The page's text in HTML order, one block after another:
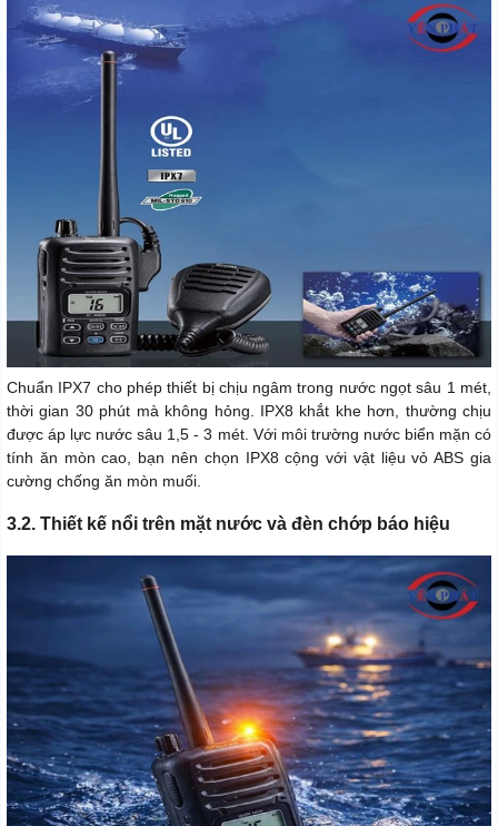
Chuẩn IPX7 cho phép thiết bị chịu ngâm trong nước ngọt sâu 1 mét,
thời gian 30 phút mà không hỏng. IPX8 khắt khe hơn, thường chịu
được áp lực nước sâu 1,5 - 3 mét. Với môi trường nước biển mặn có
tính ăn mòn cao, bạn nên chọn IPX8 cộng với vật liệu vỏ ABS gia
cường chống ăn mòn muối.
3.2. Thiết kế nổi trên mặt nước và đèn chớp báo hiệu